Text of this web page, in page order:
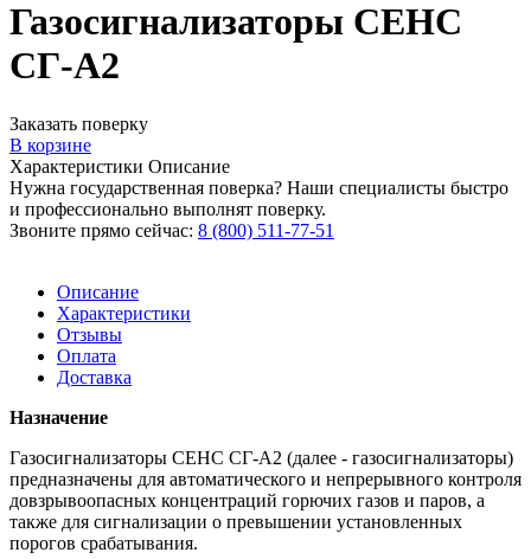
Газосигнализаторы СЕНС
СГ-А2
Заказать поверку
В корзине
Характеристики Описание
Нужна государственная поверка? Наши специалисты быстро
и профессионально выполнят поверку.
Звоните прямо сейчас: 8 (800) 511-77-51
Описание
Характеристики
Отзывы
Оплата
Доставка
Назначение
Газосигнализаторы СЕНС СГ-А2 (далее - газосигнализаторы)
предназначены для автоматического и непрерывного контроля
довзрывоопасных концентраций горючих газов и паров, а
также для сигнализации о превышении установленных
порогов срабатывания.